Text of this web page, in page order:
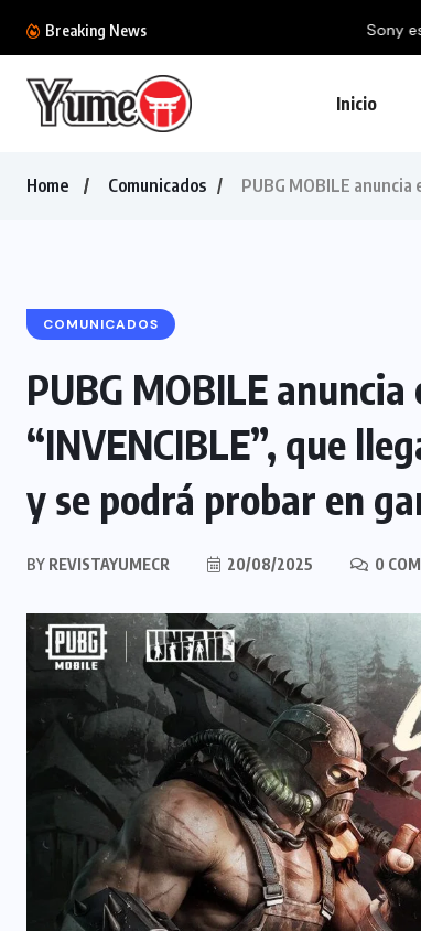
Breaking News Sony estaría buscando monetizar
Inicio
Home Comunicados PUBG MOBILE
COMUNICADOS
PUBG MOBILE
“INVENCIBLE”, que
y se podrá probar en
BY REVISTAYUMECR 20/08/2025 0